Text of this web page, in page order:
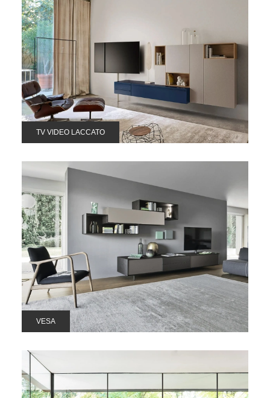
TV VIDEO LACCATO
VESA